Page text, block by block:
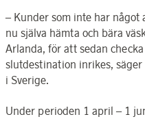
– Kunder som inte har
nu själva hämta och bära
Arlanda, för att sedan
slutdestination inrikes, säger
i Sverige.
Under perioden 1 april – 1